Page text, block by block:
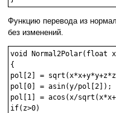
Функцию перевода из
без изменений.
void
{
pol[2] =
pol[0] = asin(y/pol[2]);
pol[1] = acos(x/
if(z>0)